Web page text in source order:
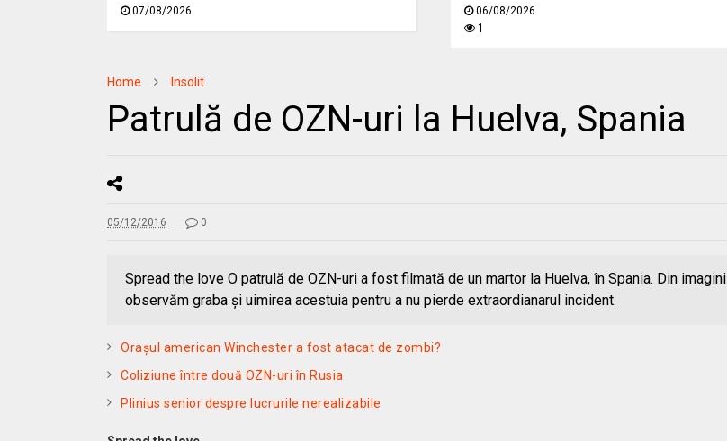
07/08/2026
06/08/2026
1
Home Insolit
Patrulă de OZN-uri la Huelva, Spania
05/12/2016 0
Spread the love O patrulă de OZN-uri a fost filmată de un martor la Huelva, în Spania. Din imagini
observăm graba şi uimirea acestuia pentru a nu pierde extraordianarul incident.
Oraşul american Winchester a fost atacat de zombi?
Coliziune între două OZN-uri în Rusia
Plinius senior despre lucrurile nerealizabile